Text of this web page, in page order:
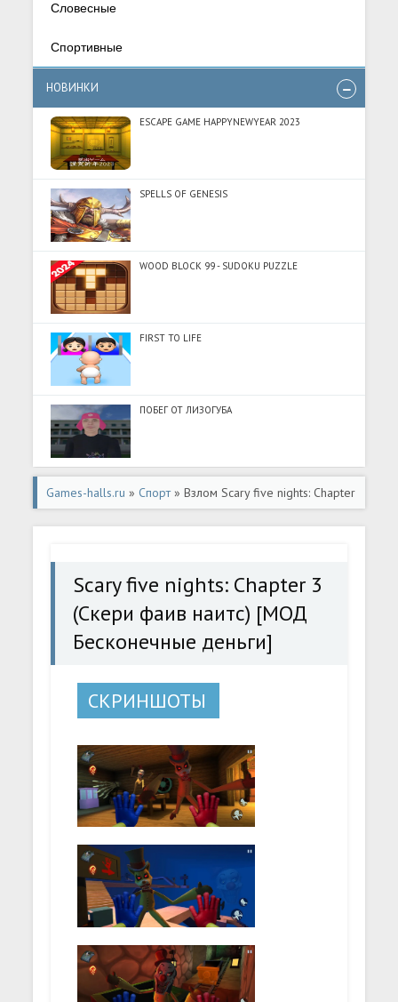
Словесные
Спортивные
НОВИНКИ
ESCAPE GAME HAPPYNEWYEAR 2023
SPELLS OF GENESIS
WOOD BLOCK 99 - SUDOKU PUZZLE
FIRST TO LIFE
ПОБЕГ ОТ ЛИЗОГУБА
Games-halls.ru » Спорт» Взлом Scary five nights: Chapter
3 (Скери фаив наитс) [МОД Бесконечные деньги] -
Scary five nights: Chapter 3
(Скери фаив наитс) [МОД
Бесконечные деньги]
СКРИНШОТЫ